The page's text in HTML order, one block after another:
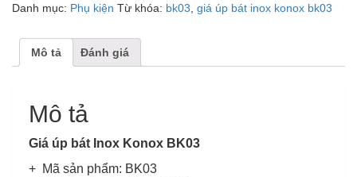
Danh mục: Phụ kiện Từ khóa: bk03 giá úp bát inox konox bk03
Mô tả Đánh giá
Mô tả
Giá úp bát Inox Konox BK03
+ Mã sản phẩm: BK03